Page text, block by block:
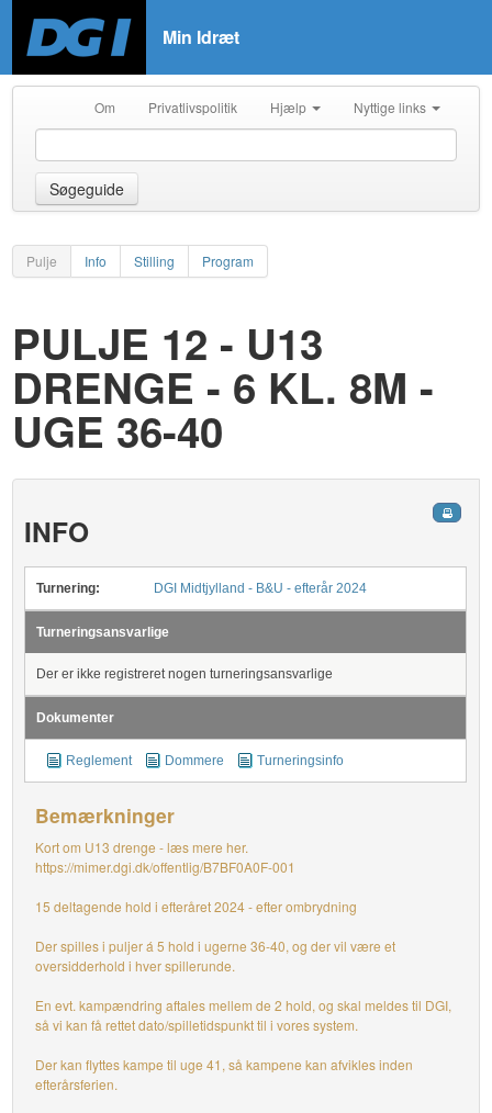
Min Idræt
Om Privatlivspolitik Hjælp Nyttige links
Søgeguide
Pulje Info Stilling Program
PULJE 12 - U13
DRENGE - 6 KL. 8M -
UGE 36-40
INFO
Turnering: DGI Midtjylland - B&U - efterår 2024
Turneringsansvarlige
Der er ikke registreret nogen turneringsansvarlige
Dokumenter
Reglement Dommere Turneringsinfo
Bemærkninger
Kort om U13 drenge - læs mere her.
https://mimer.dgi.dk/offentlig/B7BF0A0F-001
15 deltagende hold i efteråret 2024 - efter ombrydning
Der spilles i puljer á 5 hold i ugerne 36-40, og der vil være et
oversidderhold i hver spillerunde.
En evt. kampændring aftales mellem de 2 hold, og skal meldes til DGI,
så vi kan få rettet dato/spilletidspunkt til i vores system.
Der kan flyttes kampe til uge 41, så kampene kan afvikles inden
efterårsferien.